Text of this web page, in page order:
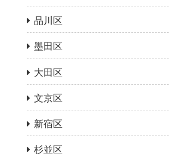
品川区
墨田区
大田区
文京区
新宿区
杉並区